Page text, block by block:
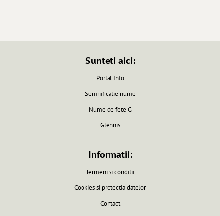
Sunteti aici:
Portal Info
Semnificatie nume
Nume de fete G
Glennis
Informatii:
Termeni si conditii
Cookies si protectia datelor
Contact